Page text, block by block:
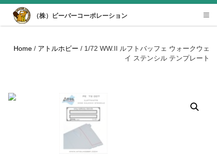
Desktop View
（株）ビーバーコーポレーション
Home / アトルホビー / 1/72 WW.II ルフトバッフェ ウォークウェ
イ ステンシル テンプレート